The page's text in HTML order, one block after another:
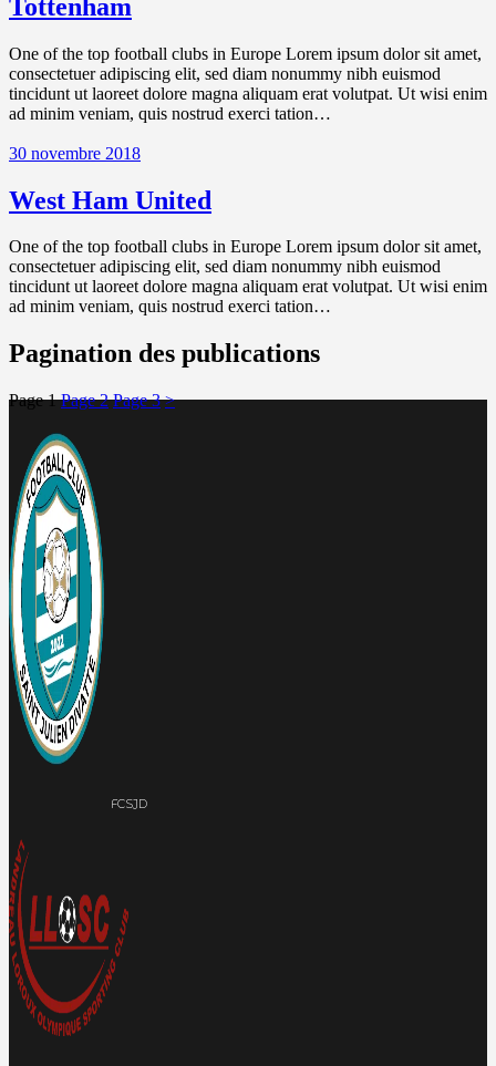
Tottenham
One of the top football clubs in Europe Lorem ipsum dolor sit amet,
consectetuer adipiscing elit, sed diam nonummy nibh euismod
tincidunt ut laoreet dolore magna aliquam erat volutpat. Ut wisi enim
ad minim veniam, quis nostrud exerci tation…
30 novembre 2018
West Ham United
One of the top football clubs in Europe Lorem ipsum dolor sit amet,
consectetuer adipiscing elit, sed diam nonummy nibh euismod
tincidunt ut laoreet dolore magna aliquam erat volutpat. Ut wisi enim
ad minim veniam, quis nostrud exerci tation…
Pagination des publications
Page1 Page2 Page3 >
FCSJD